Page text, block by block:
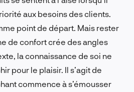
aux besoins des clients.
point de départ. Mais rester
de confort crée des angles
la connaissance de soi ne
pour le plaisir. Il s’agit de
commence à s’émousser